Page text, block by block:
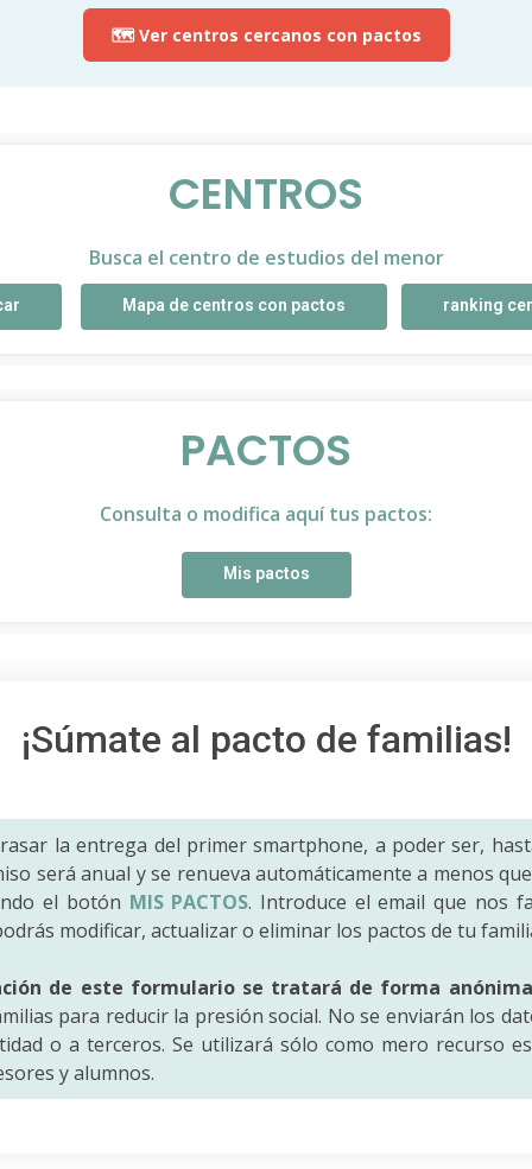
🗺️ Ver centros cercanos con pactos
CENTROS
Busca el centro de estudios del menor
Mapa de centros con pactos ranking
PACTOS
Consulta o modifica aquí tus pactos:
Mis pactos
¡Súmate al pacto de familias!
la entrega del primer smartphone, a poder ser,
será anual y se renueva automáticamente a menos
el botón MIS PACTOS. Introduce el email que nos
modificar, actualizar o eliminar los pactos de tu
de este formulario se tratará de forma anónima
para reducir la presión social. No se enviarán los
o a terceros. Se utilizará sólo como mero recurso
y alumnos.